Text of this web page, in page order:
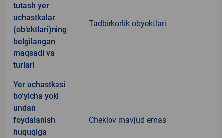
tutash yer
uchastkalari
(ob’ektlari)ning
belgilangan
maqsadi va
turlari
Tadbirkorlik obyektlari
Yer uchastkasi
bo‘yicha yoki
undan
foydalanish
huquqiga
Cheklov mavjud emas